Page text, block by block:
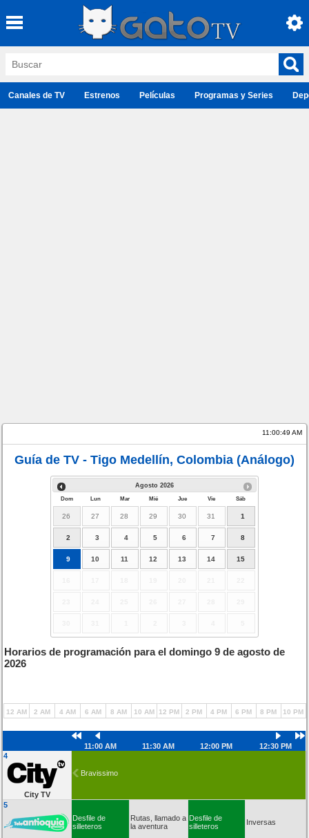
Canales de TV Estrenos Películas Programas y Series
11:00:49 AM
Guía de TV - Tigo Medellín, Colombia (Análogo)
Agosto 2026
Dom Lun Mar Mié Jue Vie Sáb
26 27 28 29 30 31 1
2 3 4 5 6 7 8
9 10 11 12 13 14 15
Horarios de programación para el domingo 9 de agosto de
2026
12 AM 2 AM 4 AM 6 AM 8 AM 10 AM 12 PM 2 PM 4 PM 6 PM 8 PM 10 PM
11:00 AM 11:30 AM 12:00 PM
12:30 PM
4
City TV
Bravissimo
5
Desfile de
silleteros
Rutas, llamado a
la aventura
Desfile de
silleteros
Inversas